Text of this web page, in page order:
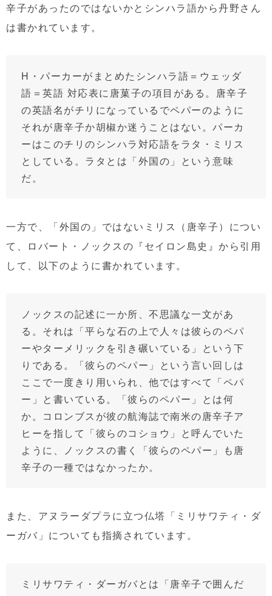
辛子があったのではないかとシンハラ語から丹野さん
は書かれています。
H・パーカーがまとめたシンハラ語＝ウェッダ
語＝英語 対応表に唐菓子の項目がある。唐辛子
の英語名がチリになっているでペパーのように
それが唐辛子か胡椒か迷うことはない。パーカ
ーはこのチリのシンハラ対応語をラタ・ミリス
としている。ラタとは「外国の」という意味
だ。
一方で、「外国の」ではないミリス（唐辛子）につい
て、ロバート・ノックスの『セイロン島史』から引用
して、以下のように書かれています。
ノックスの記述に一か所、不思議な一文があ
る。それは「平らな石の上で人々は彼らのペパ
ーやターメリックを引き碾いている」という下
りである。「彼らのペパー」という言い回しは
ここで一度きり用いられ、他ではすべて「ペパ
ー」と書いている。「彼らのペパー」とは何
か。コロンブスが彼の航海誌で南米の唐辛子ア
ヒーを指して「彼らのコショウ」と呼んでいた
ように、ノックスの書く「彼らのペパー」も唐
辛子の一種ではなかったか。
また、アヌラーダプラに立つ仏塔「ミリサワティ・ダ
ーガバ」についても指摘されています。
ミリサワティ・ダーガバとは「唐辛子で囲んだ